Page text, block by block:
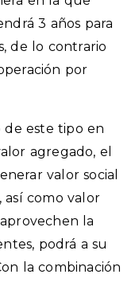
3 años para
de lo contrario
por
este tipo en
agregado, el
valor social
así como valor
la
podrá a su
la combinación